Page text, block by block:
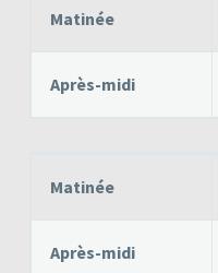
Matinée
Après-midi
Matinée
Après-midi